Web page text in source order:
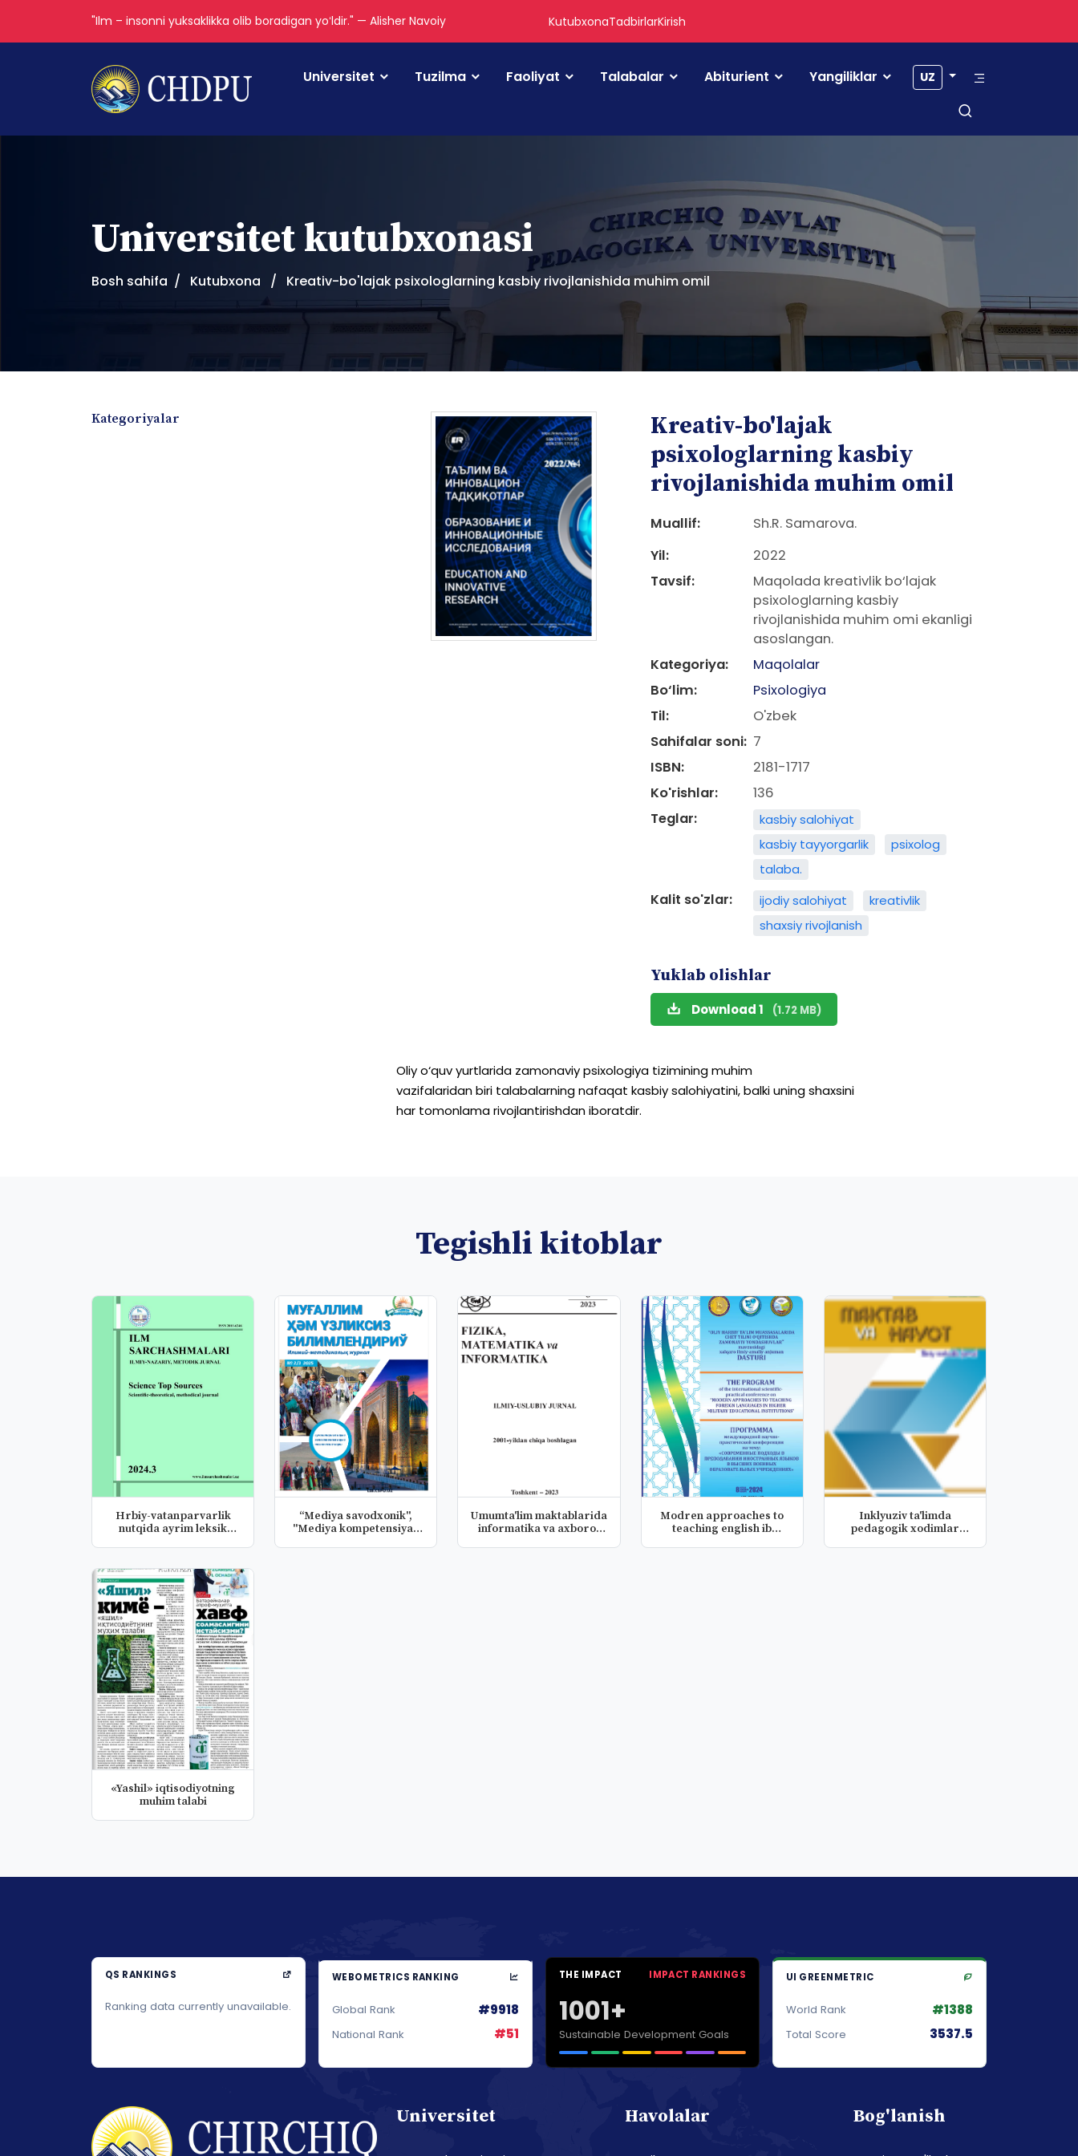
"Ilm – insonni yuksaklikka olib boradigan yoʻldir." — Alisher Navoiy KutubxonaTadbirlarKirish
Universitet Tuzilma Faoliyat Talabalar Abiturient Yangiliklar UZ
Universitet kutubxonasi
Bosh sahifa Kutubxona Kreativ-bo'lajak psixologlarning kasbiy rivojlanishida muhim omil
Kategoriyalar
Kreativ-bo'lajak
psixologlarning kasbiy
rivojlanishida muhim omil
Muallif:
Sh.R. Samarova.
Yil:
2022
Tavsif:
Maqolada kreativlik bo‘lajak
psixologlarning kasbiy
rivojlanishida muhim omi ekanligi
asoslangan.
Kategoriya:
Maqolalar
Bo‘lim:
Psixologiya
Til:
O'zbek
Sahifalar soni: 7
ISBN:
2181-1717
Ko'rishlar:
136
Teglar:
kasbiy salohiyat
kasbiy tayyorgarlik
psixolog
talaba.
Kalit so'zlar: ijodiy salohiyat
kreativlik
shaxsiy rivojlanish
Yuklab olishlar
Download 1 (1.72 MB)
Oliyo‘quvyurtlarida zamonaviypsixologiya tiziminingmuhim
vazifalaridanbiri talabalarningnafaqat kasbiysalohiyatini,balkiuningshaxsini
har tomonlamarivojlantirishdaniboratdir.
Tegishli kitoblar
Hrbiy-vatanparvarlik
nutqida ayrim leksik
“Mediya savodxonik",
"Mediya kompetensiya",
Umumta'lim maktablarida
informatika va axborot
Modren approaches to
teaching english ib
Inklyuziv ta'limda
pedagogik xodimlar
«Yashil» iqtisodiyotning
muhim talabi
QS RANKINGS
Ranking data currently unavailable.
WEBOMETRICS RANKING
Global Rank #9918
National Rank #51
THE IMPACT IMPACT RANKINGS
1001+
Sustainable Development Goals
UI GREENMETRIC
World Rank #1388
Total Score 3537.5
Universitet Havolalar Bog'lanish